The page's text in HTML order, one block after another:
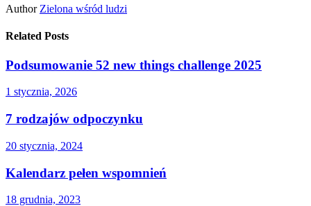
Author Zielona wśród ludzi
Related Posts
Podsumowanie 52 new things challenge 2025
1 stycznia, 2026
7 rodzajów odpoczynku
20 stycznia, 2024
Kalendarz pełen wspomnień
18 grudnia, 2023